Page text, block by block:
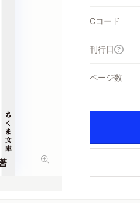
Cコード
刊行日
ページ数